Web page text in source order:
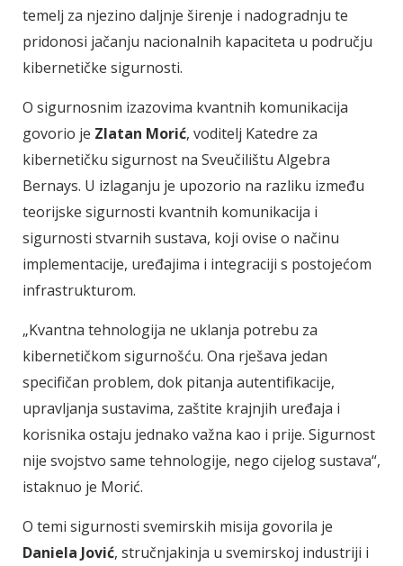
temelj za njezino daljnje širenje i nadogradnju te
pridonosi jačanju nacionalnih kapaciteta u području
kibernetičke sigurnosti.
O sigurnosnim izazovima kvantnih komunikacija
govorio je Zlatan Morić, voditelj Katedre za
kibernetičku sigurnost na Sveučilištu Algebra
Bernays. U izlaganju je upozorio na razliku između
teorijske sigurnosti kvantnih komunikacija i
sigurnosti stvarnih sustava, koji ovise o načinu
implementacije, uređajima i integraciji s postojećom
infrastrukturom.
„Kvantna tehnologija ne uklanja potrebu za
kibernetičkom sigurnošću. Ona rješava jedan
specifičan problem, dok pitanja autentifikacije,
upravljanja sustavima, zaštite krajnjih uređaja i
korisnika ostaju jednako važna kao i prije. Sigurnost
nije svojstvo same tehnologije, nego cijelog sustava“,
istaknuo je Morić.
O temi sigurnosti svemirskih misija govorila je
Daniela Jović, stručnjakinja u svemirskoj industriji i